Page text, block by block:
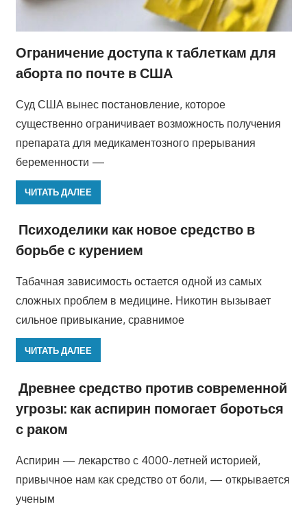
Ограничение доступа к таблеткам для
аборта по почте в США
Суд США вынес постановление, которое
существенно ограничивает возможность получения
препарата для медикаментозного прерывания
беременности —
ЧИТАТЬ ДАЛЕЕ
Психоделики как новое средство в
борьбе с курением
Табачная зависимость остается одной из самых
сложных проблем в медицине. Никотин вызывает
сильное привыкание, сравнимое
ЧИТАТЬ ДАЛЕЕ
Древнее средство против современной
угрозы: как аспирин помогает бороться
с раком
Аспирин — лекарство с 4000-летней историей,
привычное нам как средство от боли, — открывается
ученым